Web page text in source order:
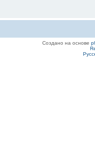
Создано на основе